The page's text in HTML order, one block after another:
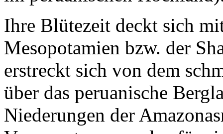
Ihre Blütezeit deckt sich
Mesopotamienbzw. der
erstreckt sich von dem
über das peruanische
Niederungen der
Voraussetzungen also für